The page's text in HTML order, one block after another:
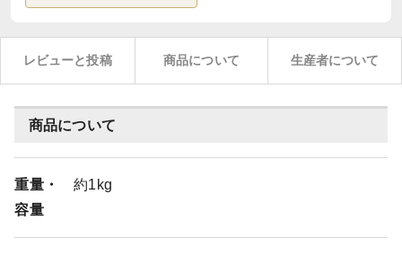
レビューと投稿 商品について 生産者について
商品について
重量・
容量
約1kg